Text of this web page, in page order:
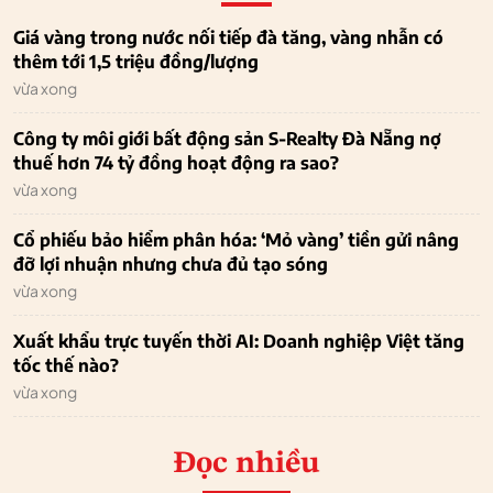
Giá vàng trong nước nối tiếp đà tăng, vàng nhẫn có
thêm tới 1,5 triệu đồng/lượng
vừa xong
Công ty môi giới bất động sản S-Realty Đà Nẵng nợ
thuế hơn 74 tỷ đồng hoạt động ra sao?
vừa xong
Cổ phiếu bảo hiểm phân hóa: ‘Mỏ vàng’ tiền gửi nâng
đỡ lợi nhuận nhưng chưa đủ tạo sóng
vừa xong
Xuất khẩu trực tuyến thời AI: Doanh nghiệp Việt tăng
tốc thế nào?
vừa xong
Đọc nhiều